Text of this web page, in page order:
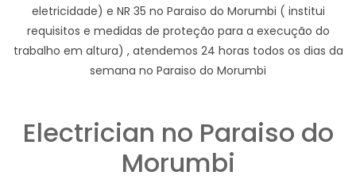
eletricidade) e NR 35 no Paraiso do Morumbi ( institui
requisitos e medidas de proteção para a execução do
trabalho em altura) , atendemos 24 horas todos os dias da
semana no Paraiso do Morumbi
Electrician no Paraiso do
Morumbi